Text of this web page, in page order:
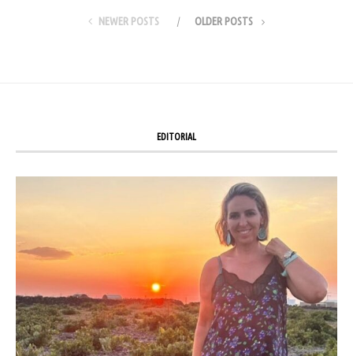
NEWER POSTS OLDER POSTS
EDITORIAL